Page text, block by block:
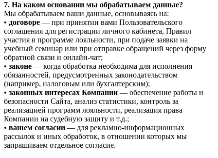
7. На каком основании мы обрабатываем данные?
Мы обрабатываем ваши данные, основываясь на:
• договоре — при принятии вами Пользовательского
соглашения для регистрации личного кабинета, Правил
участия в программе лояльности, при подаче заявки на
учебный семинар или при отправке обращений через форму
обратной связи и онлайн-чат;
• законе — когда обработка необходима для исполнения
обязанностей, предусмотренных законодательством
(например, налоговым или бухгалтерским);
• законных интересах Компании — обеспечение работы и
безопасности Сайта, анализ статистики, контроль за
реализацией программ лояльности, реализация права
Компании на судебную защиту и т.д.;
• вашем согласии — для рекламно-информационных
рассылок и иных обработок, в отношении которых мы
запрашиваем отдельное согласие.